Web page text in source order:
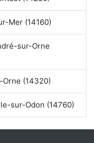
Mer (14160)
sur-Orne
(14320)
sur-Odon (14760)